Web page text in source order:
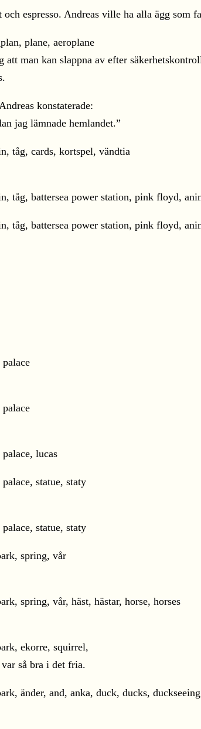
espresso. Andreas ville ha alla ägg som
man kan slappna av efter
konstaterade:
jag lämnade hemlandet.”
så bra i det fria.